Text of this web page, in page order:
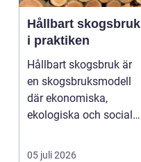
Hållbart skogsbruk
i praktiken
Hållbart skogsbruk är
en skogsbruksmodell
där ekonomiska,
ekologiska och sociala
...
05 juli 2026